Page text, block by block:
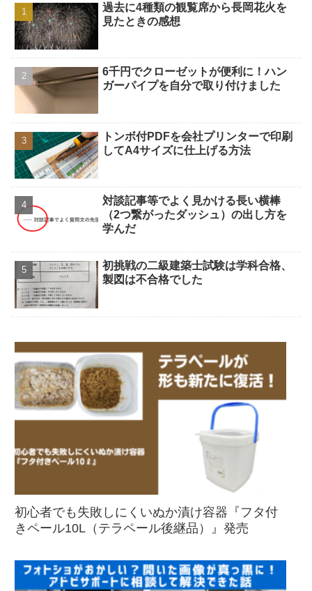
過去に4種類の観覧席から長岡花火を
見たときの感想
6千円でクローゼットが便利に！ハン
ガーパイプを自分で取り付けました
トンボ付PDFを会社プリンターで印刷
してA4サイズに仕上げる方法
対談記事等でよく見かける長い横棒
（2つ繋がったダッシュ）の出し方を
学んだ
初挑戦の二級建築士試験は学科合格、
製図は不合格でした
初心者でも失敗しにくいぬか漬け容器『フタ付
きペール10L（テラペール後継品）』発売